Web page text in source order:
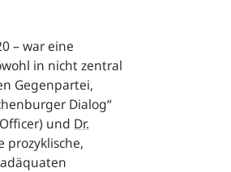
– war eine
in nicht zentral
Gegenpartei,
Dialog“
) und Dr.
prozyklische,